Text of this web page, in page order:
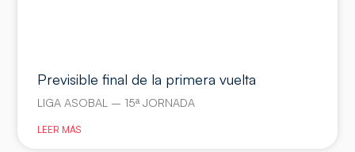
Previsible final de la primera vuelta
LIGA ASOBAL – 15ª JORNADA
LEER MÁS